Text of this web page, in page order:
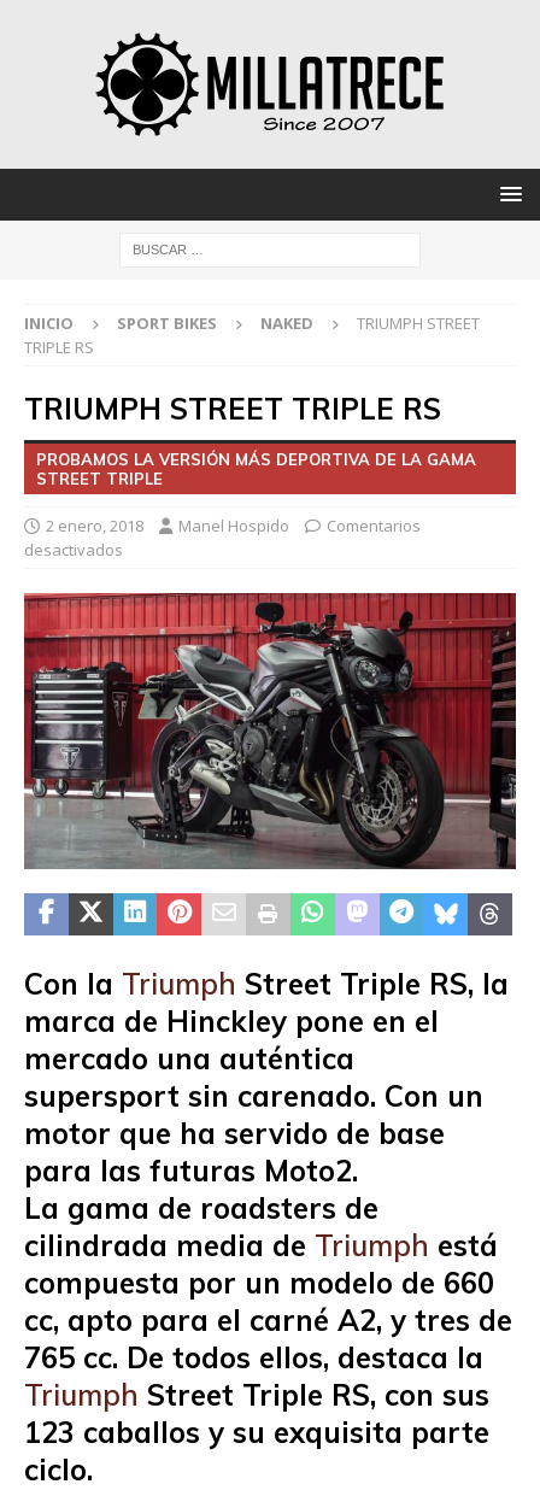
INICIO SPORT BIKES NAKED
TRIUMPH STREET
TRIPLE RS
TRIUMPH STREET TRIPLE RS
PROBAMOS LA VERSIÓN MÁS DEPORTIVA DE LA GAMA
STREET TRIPLE
2 enero, 2018 Manel Hospido
Comentarios
desactivados
Con la Triumph Street Triple RS, la
marca de Hinckley pone en el
mercado una auténtica
supersport sin carenado. Con un
motor que ha servido de base
para las futuras Moto2.
La gama de roadsters de
cilindrada media de Triumph está
compuesta por un modelo de 660
cc, apto para el carné A2, y tres de
765 cc. De todos ellos, destaca la
Triumph Street Triple RS, con sus
123 caballos y su exquisita parte
ciclo.